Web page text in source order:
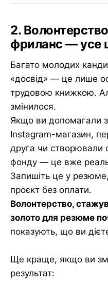
2.
фриланс — усе
Багато молодих
«досвід» — це лише
трудовою книжкою.
змінилося.
Якщо ви допомагали
Instagram-магазин,
друга чи створювали
фонду — це вже
Запишіть це у
проєкт без оплати.
Волонтерство,
золото для резюме
показують, що ви
Ще краще, якщо ви
результат: